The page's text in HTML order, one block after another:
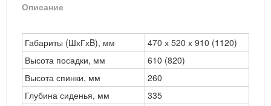
Описание
Габариты (ШхГхB), мм
470 х 520 х 910 (1120)
Высота посадки, мм
610 (820)
Высота спинки, мм
260
Глубина сиденья, мм
335